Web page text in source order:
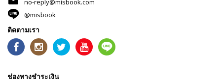
no-reply@misbook.com
@misbook
ติดตามเรา
ช่องทางชำระเงิน